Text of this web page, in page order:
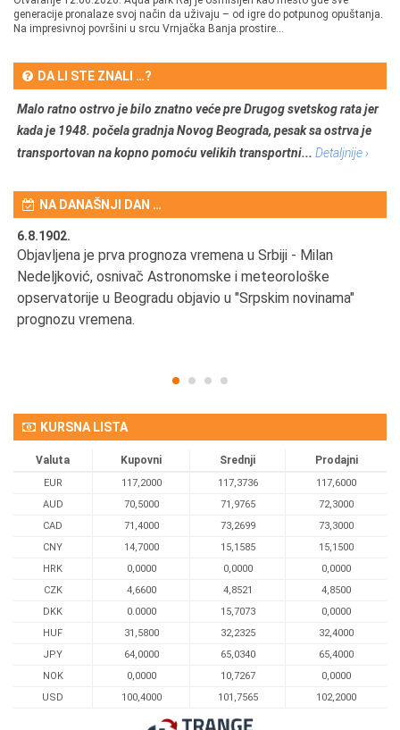
generacije pronalaze svoj način da uživaju – od igre do potpunog opuštanja.
Na impresivnoj površini u srcu Vrnjačka Banja prostire...
DA LI STE ZNALI …?
Malo ratno ostrvo je bilo znatno veće pre Drugog svetskog rata jer
kada je 1948. počela gradnja Novog Beograda, pesak sa ostrva je
transportovan na kopno pomoću velikih transportni... Detaljnije ›
NA DANAŠNJI DAN …
6.8.1902.
Objavljena je prva prognoza vremena u Srbiji - Milan
Nedeljković, osnivač Astronomske i meteorološke
opservatorije u Beogradu objavio u "Srpskim novinama"
prognozu vremena.
KURSNA LISTA
Valuta Kupovni Srednji Prodajni
EUR 117,2000 117,3736
117,6000
AUD
70,5000 71,9765
72,3000
CAD
71,4000 73,2699
73,3000
CNY
14,7000 15,1585
15,1500
HRK
0,0000 0,0000
0,0000
CZK
4,6600 4,8521
4,8500
DKK
0.0000 15,7073
0,0000
HUF
31,5800 32,2325
32,4000
JPY
64,0000 65,0340
65,4000
NOK
0,0000 10,7267
0,0000
USD
100,4000 101,7565 102,2000